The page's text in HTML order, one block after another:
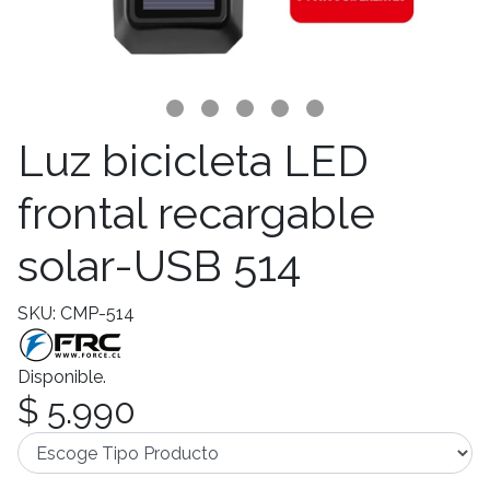
Luz bicicleta LED
frontal recargable
solar-USB 514
SKU: CMP-514
Disponible.
$ 5.990